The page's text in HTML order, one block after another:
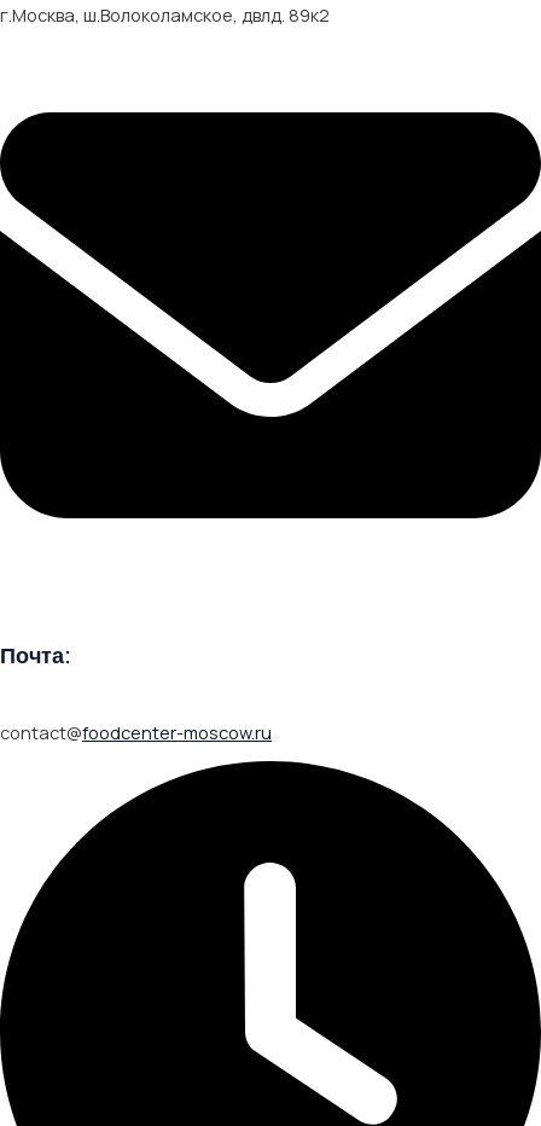
г.Москва, ш.Волоколамское, двлд. 89к2
Почта:
contact@foodcenter-moscow.ru